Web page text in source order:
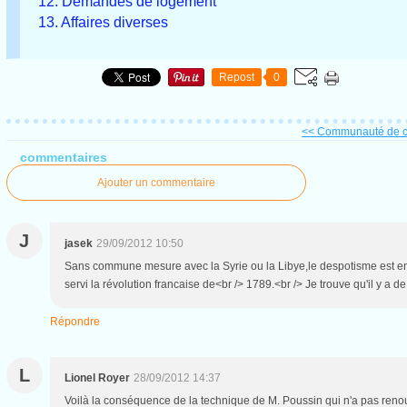
13. Affaires diverses
Repost 0
<< Communauté de
commentaires
Ajouter un commentaire
J jasek 29/09/2012 10:50
Sans commune mesure avec la Syrie ou la Libye,le despotisme est
servi la révolution francaise de<br /> 1789.<br /> Je trouve qu'il y a
Répondre
L Lionel Royer 28/09/2012 14:37
Voilà la conséquence de la technique de M. Poussin qui n'a pas